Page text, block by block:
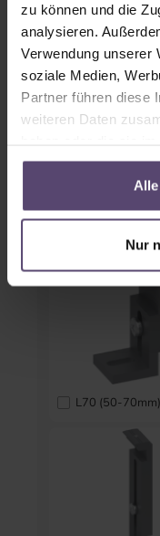
zu können und die
analysieren.
Verwendung unserer
soziale Medien,
Partner führen diese
weiteren Daten
gesammelt haben.
Nur
Träger der
L70 (50-70mm)